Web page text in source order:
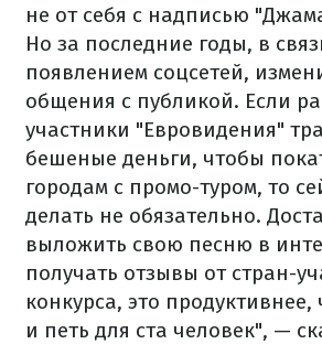
не от себя с надписью
Но за последние годы, в
появлением соцсетей,
общения с публикой. Если
участники "Евровидения"
бешеные деньги, чтобы
городам с промо-туром, то
делать не обязательно.
выложить свою песню в
получать отзывы от стран-
конкурса, это продуктивнее,
и петь для ста человек", —